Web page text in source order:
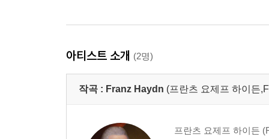
아티스트 소개 (2명)
작곡 : Franz Haydn (프란츠 요제프 하이든
프란츠 요제프 하이든